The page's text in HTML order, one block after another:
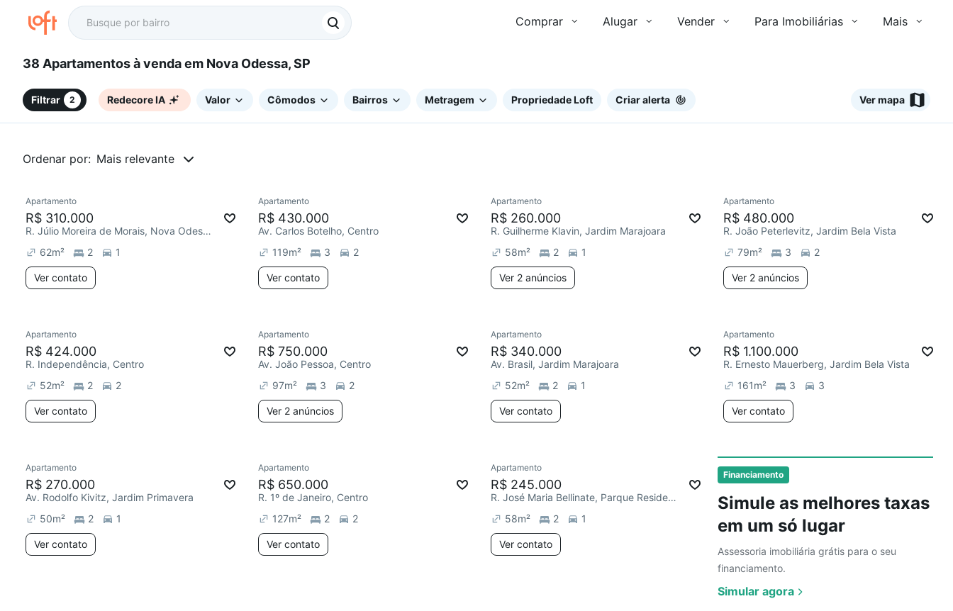
Comprar Alugar Vender Para Imobiliárias Mais
38 Apartamentos à venda em Nova Odessa, SP
Filtrar 2 Redecore IA Valor Cômodos Bairros Metragem Propriedade Loft Criar alerta Ver mapa
Ordenar por: Mais relevante
Financiamento
Simule as melhores taxas
em um só lugar
Assessoria imobiliária grátis para o seu
financiamento.
Simular agora
Redecorar
Apartamento
R$ 310.000
R. Júlio Moreira de Morais, Nova Odessa
62m² 2 1
Ver contato
Redecorar
Apartamento
R$ 430.000
Av. Carlos Botelho, Centro
119m² 3 2
Ver contato
Redecorar
Apartamento
R$ 260.000
R. Guilherme Klavin, Jardim Marajoara
58m² 2 1
Ver 2 anúncios
Redecorar
Apartamento
R$ 480.000
R. João Peterlevitz, Jardim Bela Vista
79m² 3 2
Ver 2 anúncios
Redecorar
Apartamento
R$ 424.000
R. Independência, Centro
52m² 2 2
Ver contato
Chegou este mês
Apartamento
R$ 750.000
Av. João Pessoa, Centro
97m² 3 2
Ver 2 anúncios
Redecorar
Apartamento
R$ 340.000
Av. Brasil, Jardim Marajoara
52m² 2 1
Ver contato
Redecorar
Apartamento
R$ 1.100.000
R. Ernesto Mauerberg, Jardim Bela Vista
161m² 3 3
Ver contato
Redecorar
Ver
Apartamento
R$ 270.000
Av. Rodolfo Kivitz, Jardim Primavera
50m² 2 1
Ver contato
Redecorar
Apartamento
R$ 650.000
R. 1º de Janeiro, Centro
127m² 2 2
Ver contato
Chegou este mês
Apartamento
R$ 245.000
R. José Maria Bellinate, Parque Residencial Francisco Lopes Iglesia
58m² 2 1
Ver contato